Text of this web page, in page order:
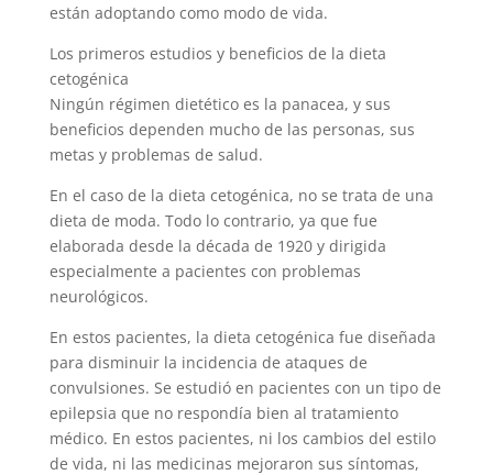
están adoptando como modo de vida.
Los primeros estudios y beneficios de la dieta
cetogénica
Ningún régimen dietético es la panacea, y sus
beneficios dependen mucho de las personas, sus
metas y problemas de salud.
En el caso de la dieta cetogénica, no se trata de una
dieta de moda. Todo lo contrario, ya que fue
elaborada desde la década de 1920 y dirigida
especialmente a pacientes con problemas
neurológicos.
En estos pacientes, la dieta cetogénica fue diseñada
para disminuir la incidencia de ataques de
convulsiones. Se estudió en pacientes con un tipo de
epilepsia que no respondía bien al tratamiento
médico. En estos pacientes, ni los cambios del estilo
de vida, ni las medicinas mejoraron sus síntomas,